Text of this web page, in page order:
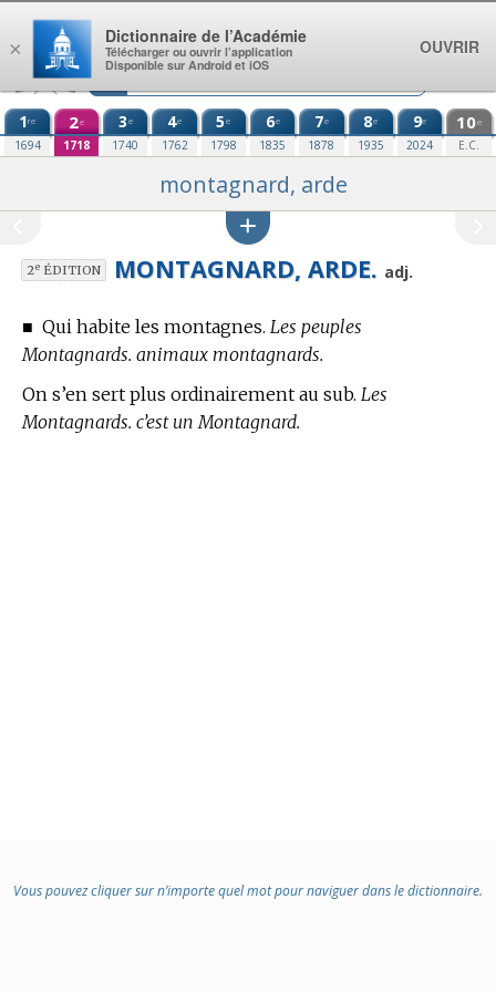
Aller au contenu
1re
1694
2e
1718
3e
1740
4e
1762
5e
1798
6e
1835
7e
1878
8e
1935
9e
2024
10e
E.C.
montagnard, arde
2eÉDITION MONTAGNARD, ARDE. adj.
■ Qui habite les montagnes. Les peuples
Montagnards. animaux montagnards.
On s’en sert plus ordinairement au sub. Les
Montagnards. c’est un Montagnard.
Vous pouvez cliquer sur n’importe quel mot pour naviguer dans le dictionnaire.
×
Dictionnaire de l’Académie
Télécharger ou ouvrir l’application
Disponible sur Android et iOS
OUVRIR